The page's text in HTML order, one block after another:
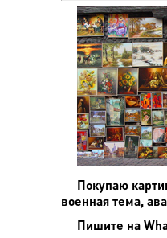
Покупаю
военная тема,
Пишите на